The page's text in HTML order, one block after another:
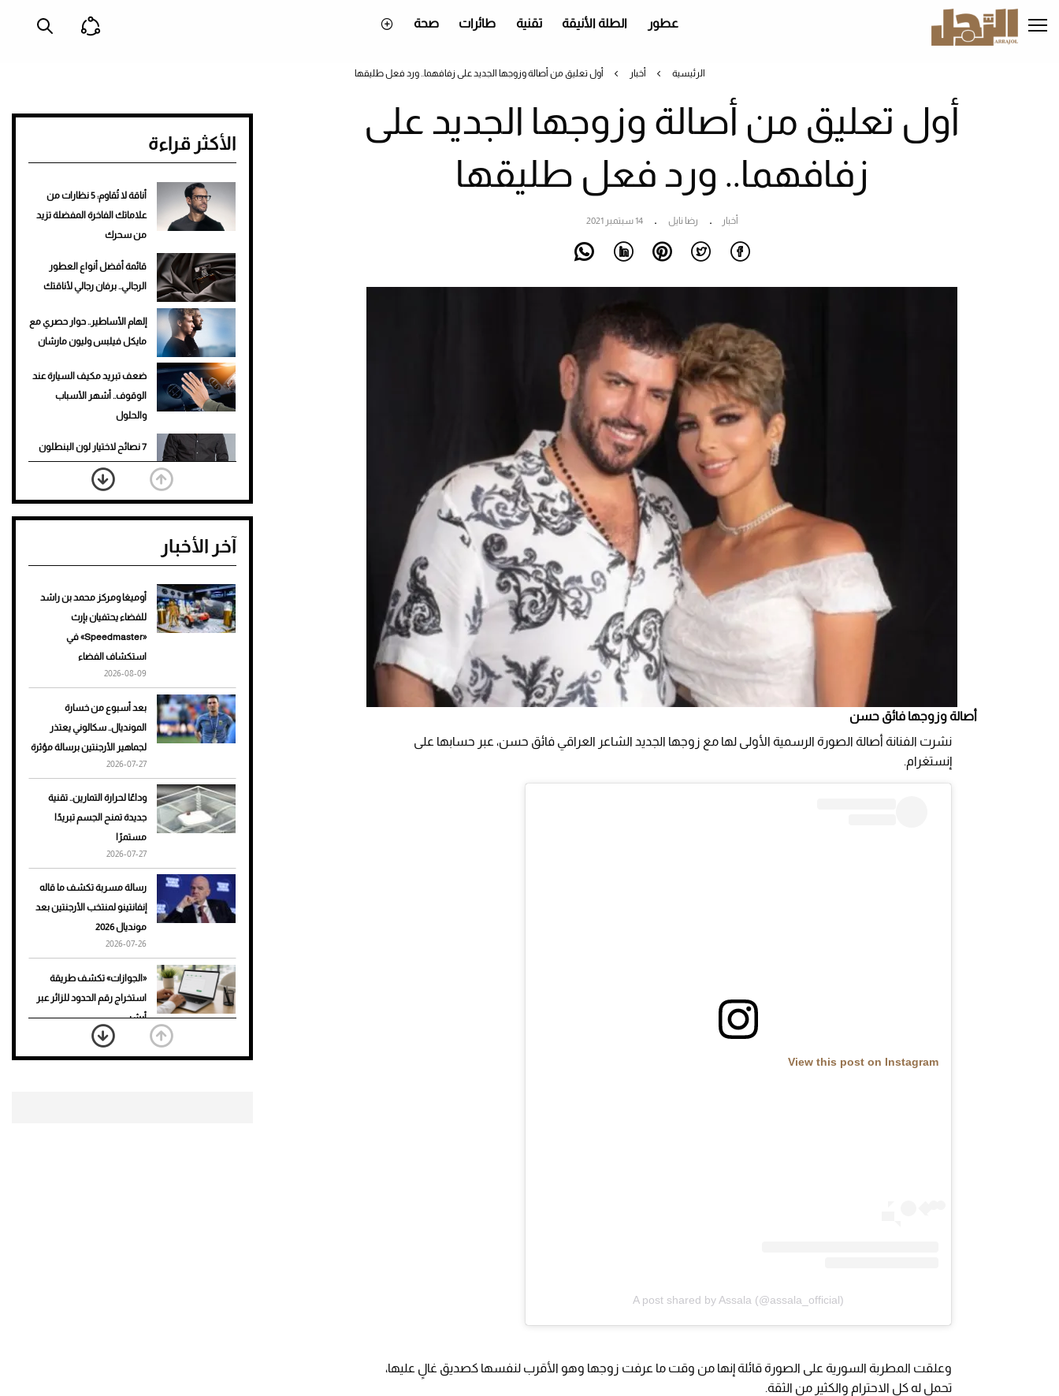
إلى
المحتوى
عطور الطلة الأنيقة تقنية طائرات صحة
الرئيسية أخبار أول تعليق من أصالة وزوجها الجديد على زفافهما.. ورد فعل طليقها
أول تعليق من أصالة وزوجها الجديد على
زفافهما.. ورد فعل طليقها
أخبار رضا نايل 14 سبتمبر 2021
أصالة وزوجها فائق حسن
نشرت الفنانة أصالة الصورة الرسمية الأولى لها مع زوجها الجديد الشاعر العراقي فائق حسن، عبر حسابها على
إنستغرام.
View this post on Instagram
A post shared by Assala (@assala_official)
وعلقت المطربة السورية على الصورة قائلة إنها من وقت ما عرفت زوجها وهو الأقرب لنفسها كصديق غالٍ عليها،
تحمل له كل الاحترام والكثير من الثقة.
الأكثر قراءة
أناقة لا تُقاوم: 5 نظارات من
علاماتك الفاخرة المفضلة تزيد
من سحرك
قائمة أفضل أنواع العطور
الرجالي.. برفان رجالي لأناقتك
إلهام الأساطير.. حوار حصري مع
مايكل فيلبس وليون مارشان
ضعف تبريد مكيف السيارة عند
الوقوف.. أشهر الأسباب
والحلول
7 نصائح لاختيار لون البنطلون
المناسب للقميص الأسود
نرى المستقبل من خلال
تصميماتنا.. كيف حجزت 1886
تمنحك فخامة استثنائية
لإطلالة جريئة وعصرية
أحذية Mary Jane: ترف وأناقة
آخر الأخبار
أوميغا ومركز محمد بن راشد
للفضاء يحتفيان بإرث
«Speedmaster» في
استكشاف الفضاء
2026-08-09
بعد أسبوع من خسارة
المونديال.. سكالوني يعتذر
لجماهير الأرجنتين برسالة مؤثرة
2026-07-27
وداعًا لحرارة التمارين.. تقنية
جديدة تمنح الجسم تبريدًا
مستمرًا
2026-07-27
رسالة مسربة تكشف ما قاله
إنفانتينو لمنتخب الأرجنتين بعد
مونديال 2026
2026-07-26
«الجوازات» تكشف طريقة
استخراج رقم الحدود للزائر عبر
أبشر
2026-07-26